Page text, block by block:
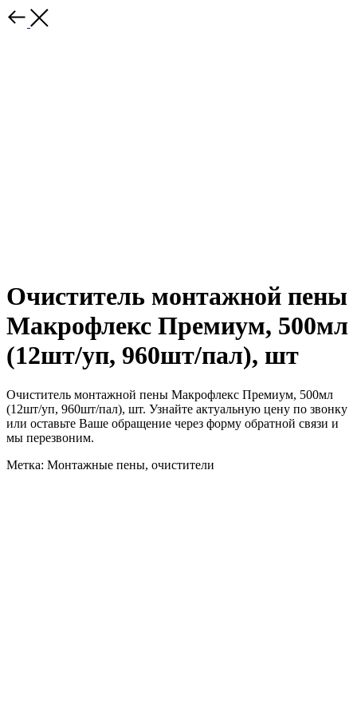
Очиститель монтажной пены
Макрофлекс Премиум, 500мл
(12шт/уп, 960шт/пал), шт
Очиститель монтажной пены Макрофлекс Премиум, 500мл
(12шт/уп, 960шт/пал), шт. Узнайте актуальную цену по звонку
или оставьте Ваше обращение через форму обратной связи и
мы перезвоним.
Метка: Монтажные пены, очистители